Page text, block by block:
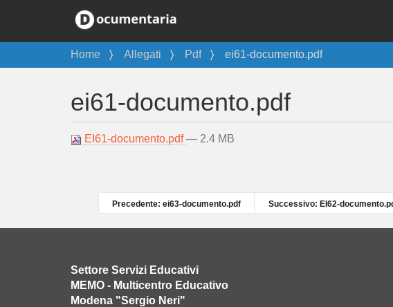
T
u
e
u
Home Allegati Pdf ei61-documento.pdf
ei61-documento.pdf
EI61-documento.pdf— 2.4 MB
Precedente: ei63-documento.pdf Successivo: EI62-
Settore Servizi Educativi
MEMO - Multicentro Educativo
Modena "Sergio Neri"